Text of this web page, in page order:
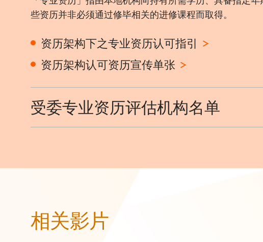
些资历并非必须通过修毕相关的进修课程而取得。
资历架构下之专业资历认可指引
资历架构认可资历宣传单张
受委专业资历评估机构名单
相关影片